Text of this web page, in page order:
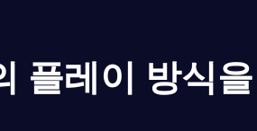
플레이 방식